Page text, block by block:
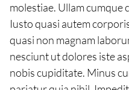
molestiae. Ullam cumque
Iusto quasi autem
quasi non magnam
nesciunt ut dolores iste
nobis cupiditate. Minus